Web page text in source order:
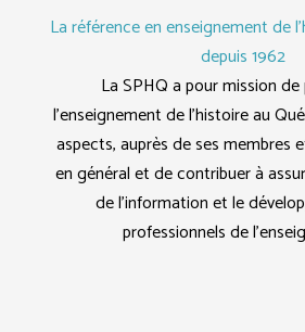
La référence en enseignement de
depuis 1962
La SPHQ a pour mission
l’enseignement de l’histoire au
aspects, auprès de ses membres
en général et de contribuer à
de l’information et le
professionnels de